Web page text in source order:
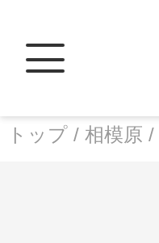
トップ / 相模原 /